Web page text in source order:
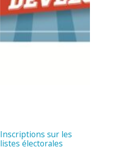
Inscriptions sur les
listes électorales